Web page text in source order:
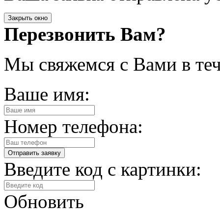
Закрыть окно
Перезвонить Вам?
Мы свяжемся с Вами в
Ваше имя:
Номер телефона:
Введите код с картинки:
Обновить